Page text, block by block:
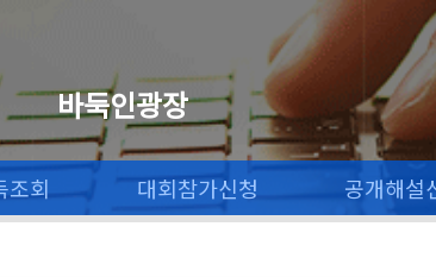
바둑인광장
조회 대회참가신청 공개해설